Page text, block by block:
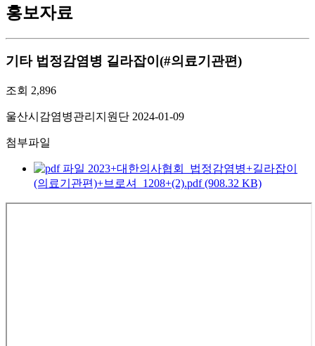
홍보자료
기타 법정감염병 길라잡이(#의료기관편)
조회 2,896
울산시감염병관리지원단 2024-01-09
첨부파일
2023+대한의사협회_법정감염병+길라잡이
(의료기관편)+브로셔_1208+(2).pdf (908.32 KB)